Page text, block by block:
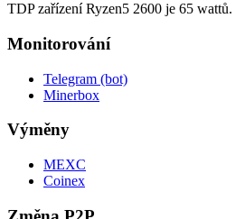
TDP zařízení Ryzen5 2600 je 65 wattů.
Monitorování
Telegram (bot)
Minerbox
Výměny
MEXC
Coinex